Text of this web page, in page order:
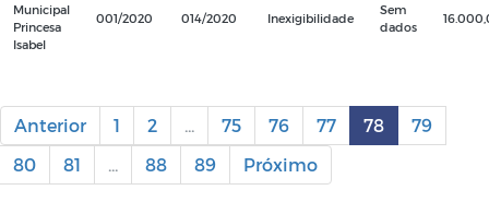
Municipal
Princesa
Isabel
001/2020 014/2020 Inexigibilidade
Sem
dados
Anterior 1 2 75 76 77 78
79
80
81 88 89 Próximo